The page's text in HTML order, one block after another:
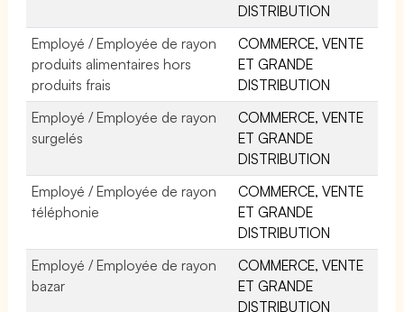
DISTRIBUTION
Employé / Employée de rayon
produits alimentaires hors
produits frais
COMMERCE, VENTE
ET GRANDE
DISTRIBUTION
Employé / Employée de rayon
surgelés
COMMERCE, VENTE
ET GRANDE
DISTRIBUTION
Employé / Employée de rayon
téléphonie
COMMERCE, VENTE
ET GRANDE
DISTRIBUTION
Employé / Employée de rayon
bazar
COMMERCE, VENTE
ET GRANDE
DISTRIBUTION